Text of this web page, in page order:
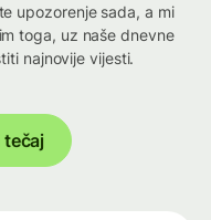
upozorenje sada, a mi
toga, uz naše dnevne
najnovije vijesti.
tečaj